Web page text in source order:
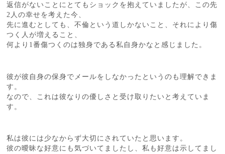
返信がないことにとてもショックを抱えていましたが、この先
2人の幸せを考えた今、
先に進むとしても、不倫という道しかないこと、それにより傷
つく人が増えること、
何より1番傷つくのは独身である私自身かなと感じました。
彼が彼自身の保身でメールをしなかったというのも理解できま
す。
なので、これは彼なりの優しさと受け取りたいと考えていま
す。
私は彼には少なからず大切にされていたと思います。
彼の曖昧な好意にも気づいてましたし、私も好意は示してまし